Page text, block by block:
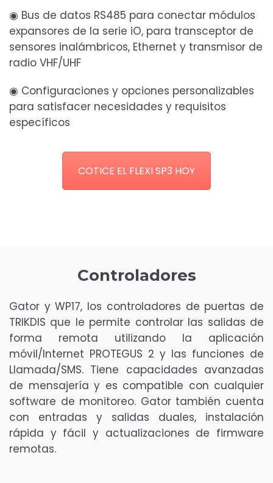
◉ Bus de datos RS485 para conectar módulos
expansores de la serie iO, para transceptor de
sensores inalámbricos, Ethernet y transmisor de
radio VHF/UHF
◉ Configuraciones y opciones personalizables
para satisfacer necesidades y requisitos
específicos
COTICE EL FLEXI SP3 HOY
Controladores
Gator y WP17, los controladores de puertas de
TRIKDIS que le permite controlar las salidas de
forma remota utilizando la aplicación
móvil/Internet PROTEGUS 2 y las funciones de
Llamada/SMS. Tiene capacidades avanzadas
de mensajería y es compatible con cualquier
software de monitoreo. Gator también cuenta
con entradas y salidas duales, instalación
rápida y fácil y actualizaciones de firmware
remotas.